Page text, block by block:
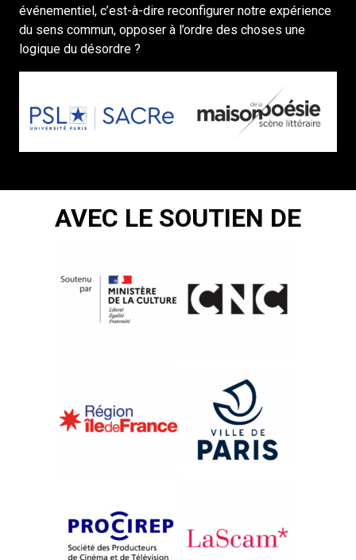
événementiel, c’est-à-dire reconfigurer notre expérience
du sens commun, opposer à l’ordre des choses une
logique du désordre ?
AVEC LE SOUTIEN DE